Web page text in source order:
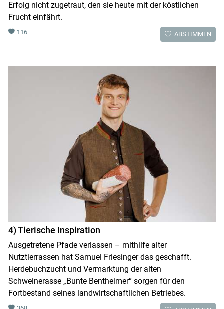
Erfolg nicht zugetraut, den sie heute mit der köstlichen
Frucht einfährt.
116 ABSTIMMEN
4) Tierische Inspiration
Ausgetretene Pfade verlassen – mithilfe alter
Nutztierrassen hat Samuel Friesinger das geschafft.
Herdebuchzucht und Vermarktung der alten
Schweinerasse „Bunte Bentheimer“ sorgen für den
Fortbestand seines landwirtschaftlichen Betriebes.